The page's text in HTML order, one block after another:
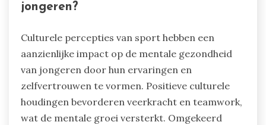
jongeren?
Culturele percepties van sport hebben een
aanzienlijke impact op de mentale gezondheid
van jongeren door hun ervaringen en
zelfvertrouwen te vormen. Positieve culturele
houdingen bevorderen veerkracht en teamwork,
wat de mentale groei versterkt. Omgekeerd